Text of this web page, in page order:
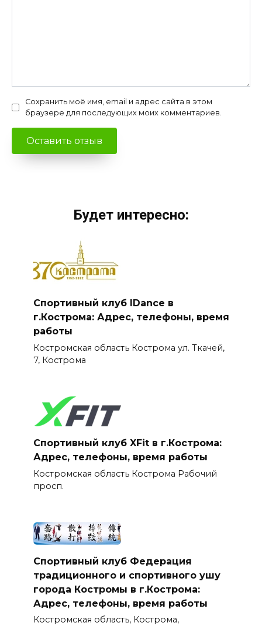
Сохранить моё имя, email и адрес сайта в этом
браузере для последующих моих комментариев.
Будет интересно:
Спортивный клуб IDance в
г.Кострома: Адрес, телефоны, время
работы
Костромская область Кострома ул. Ткачей,
7, Кострома
Спортивный клуб XFit в г.Кострома:
Адрес, телефоны, время работы
Костромская область Кострома Рабочий
просп.
Спортивный клуб Федерация
традиционного и спортивного ушу
города Костромы в г.Кострома:
Адрес, телефоны, время работы
Костромская область, Кострома,